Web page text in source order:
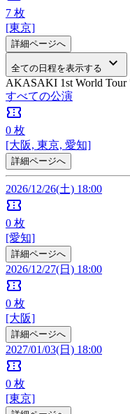
7 枚
[東京]
詳細ページへ
全ての日程を表示する keyboard_arrow_down
AKASAKI 1st World
すべての公演
confirmation_number
0 枚
[大阪, 東京, 愛知]
詳細ページへ
2026/12/26(土) 18:00
confirmation_number
0 枚
[愛知]
詳細ページへ
2026/12/27(日) 18:00
confirmation_number
0 枚
[大阪]
詳細ページへ
2027/01/03(日) 18:00
confirmation_number
0 枚
[東京]